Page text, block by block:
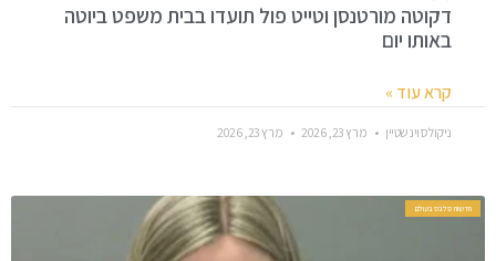
דקוטה מורטנסן וטייט פול תועדו בבית משפט ביוטה
באותו יום
קרא עוד »
ניקולס וינשטיין מרץ 23, 2026 מרץ 23, 2026
חדשות סלבס בעולם